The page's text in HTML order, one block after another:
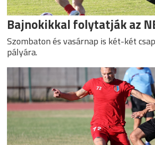
Bajnokikkal folytatják az
Szombaton és vasárnap is két-két
pályára.